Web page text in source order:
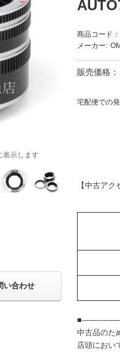
商品コード：
メーカー:
販売価格：
宅配便での
【中古アク
中古品のた
店頭におい
表示します
い合わせ